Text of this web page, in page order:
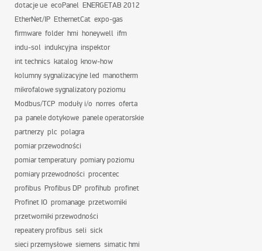
dotacje ue ecoPanel ENERGETAB 2012
EtherNet/IP EthernetCat expo-gas
firmware folder hmi honeywell ifm
indu-sol indukcyjna inspektor
int technics katalog know-how
kolumny sygnalizacyjne led manotherm
mikrofalowe sygnalizatory poziomu
Modbus/TCP moduły i/o norres oferta
pa panele dotykowe panele operatorskie
partnerzy plc polagra
pomiar przewodności
pomiar temperatury pomiary poziomu
pomiary przewodności procentec
profibus Profibus DP profihub profinet
Profinet IO promanage przetworniki
przetworniki przewodności
repeatery profibus seli sick
sieci przemysłowe siemens simatic hmi